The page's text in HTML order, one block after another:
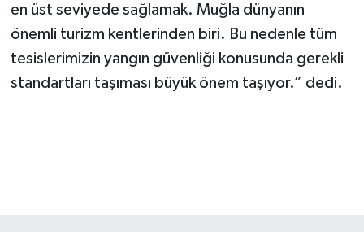
en üst seviyede sağlamak. Muğla dünyanın
önemli turizm kentlerinden biri. Bu nedenle tüm
tesislerimizin yangın güvenliği konusunda gerekli
standartları taşıması büyük önem taşıyor.” dedi.